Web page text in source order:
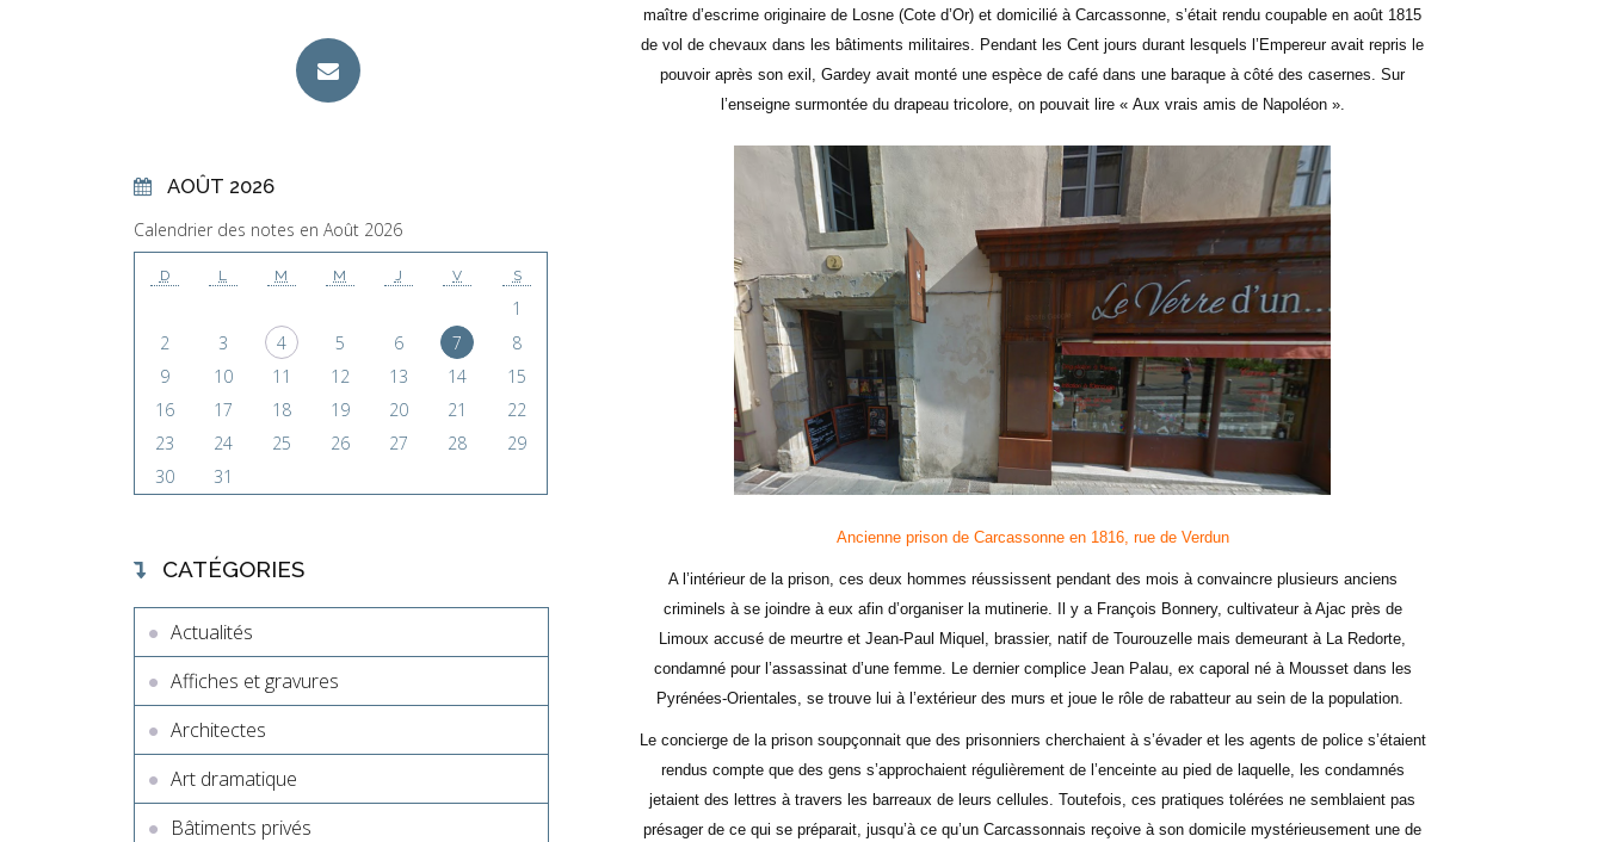
AOÛT 2026
Calendrier des notes en Août 2026
D L M M J V S
1
2
3 4 5 6 7
8
9
10 11 12 13 14
15
16
17 18 19 20 21
22
23
24 25 26 27 28
29
30
31
CATÉGORIES
Actualités
Affiches et gravures
Architectes
Art dramatique
Bâtiments privés
maître d’escrime originaire de Losne (Cote d’Or) et domicilié à Carcassonne, s’était rendu coupable en août 1815
de vol de chevaux dans les bâtiments militaires. Pendant les Cent jours durant lesquels l’Empereur avait repris le
pouvoir après son exil, Gardey avait monté une espèce de café dans une baraque à côté des casernes. Sur
l’enseigne surmontée du drapeau tricolore, on pouvait lire « Aux vrais amis de Napoléon ».
Ancienne prison de Carcassonne en 1816, rue de Verdun
A l’intérieur de la prison, ces deux hommes réussissent pendant des mois à convaincre plusieurs anciens
criminels à se joindre à eux afin d’organiser la mutinerie. Il y a François Bonnery, cultivateur à Ajac près de
Limoux accusé de meurtre et Jean-Paul Miquel, brassier, natif de Tourouzelle mais demeurant à La Redorte,
condamné pour l’assassinat d’une femme. Le dernier complice Jean Palau, ex caporal né à Mousset dans les
Pyrénées-Orientales, se trouve lui à l’extérieur des murs et joue le rôle de rabatteur au sein de la population.
Le concierge de la prison soupçonnait que des prisonniers cherchaient à s’évader et les agents de police s’étaient
rendus compte que des gens s’approchaient régulièrement de l’enceinte au pied de laquelle, les condamnés
jetaient des lettres à travers les barreaux de leurs cellules. Toutefois, ces pratiques tolérées ne semblaient pas
présager de ce qui se préparait, jusqu’à ce qu’un Carcassonnais reçoive à son domicile mystérieusement une de